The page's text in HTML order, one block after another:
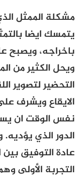
مشكلة الممثل
يتمسك ايضا
باخراجه، ويصبح
ويحل الكثير من
التحضير لتصوير
الايقاع ويشرف
نفس الوقت ان
الدور الذي
عادة التوفيق
التجربة الأولى